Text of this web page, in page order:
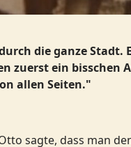
die ganze
zuerst ein bisschen
allen Seiten."
sagte, dass man